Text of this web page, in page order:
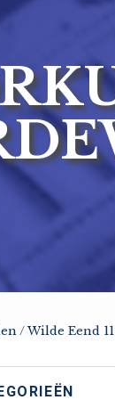
/Wilde Eend